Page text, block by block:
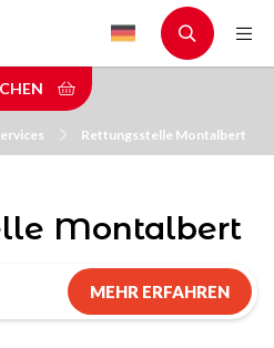
Rettungsstelle Montalbert
Montalbert
MEHR ERFAHREN